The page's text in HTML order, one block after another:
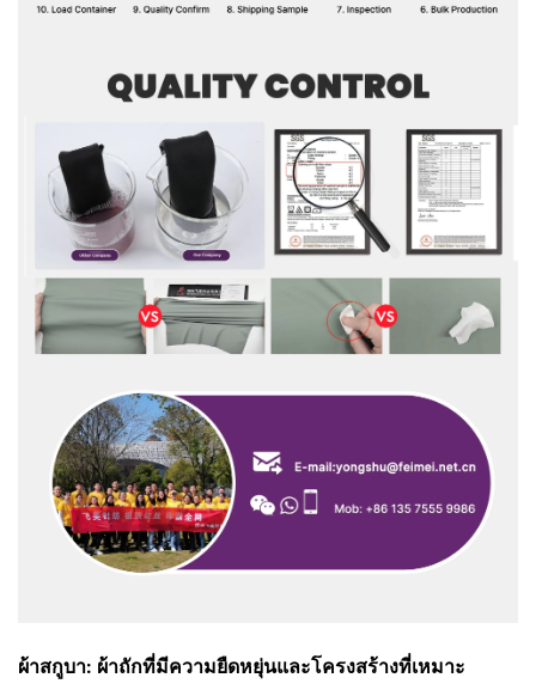
ผ้าสกูบา: ผ้าถักที่มีความยืดหยุ่นและโครงสร้างที่เหมาะ